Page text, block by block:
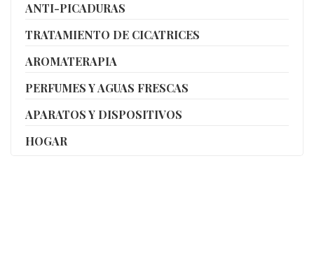
ANTI-PICADURAS
TRATAMIENTO DE CICATRICES
AROMATERAPIA
PERFUMES Y AGUAS FRESCAS
APARATOS Y DISPOSITIVOS
HOGAR